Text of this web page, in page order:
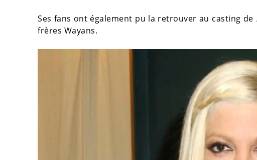
Ses fans ont également pu la retrouver au casting de
frères Wayans.